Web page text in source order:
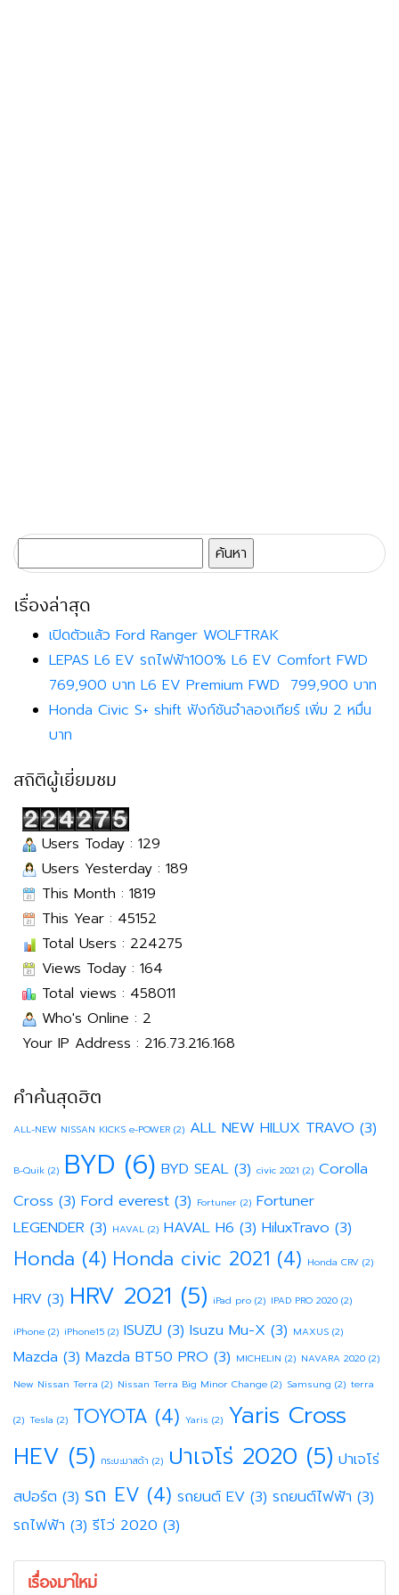
สำหรับ:
เรื่องล่าสุด
เปิดตัวแล้ว Ford Ranger WOLFTRAK
LEPAS L6 EV รถไฟฟ้า100% L6 EV Comfort FWD
769,900 บาท L6 EV Premium FWD 799,900 บาท
Honda Civic S+ shift ฟังก์ชันจำลองเกียร์ เพิ่ม 2 หมื่น
บาท
สถิติผู้เยี่ยมชม
Users Today : 129
Users Yesterday : 189
This Month : 1819
This Year : 45152
Total Users : 224275
Views Today : 164
Total views : 458011
Who's Online : 2
Your IP Address : 216.73.216.168
คำค้นสุดฮิต
ALL-NEW NISSAN KICKS e-POWER (2) ALL NEW HILUX TRAVO (3)
B-Quik (2) BYD (6) BYD SEAL (3) civic 2021 (2) Corolla
Cross (3) Ford everest (3) Fortuner (2) Fortuner
LEGENDER (3) HAVAL (2) HAVAL H6 (3) HiluxTravo (3)
Honda (4) Honda civic 2021 (4) Honda CRV (2)
HRV (3) HRV 2021 (5) iPad pro (2) IPAD PRO 2020 (2)
iPhone (2) iPhone15 (2) ISUZU (3) Isuzu Mu-X (3) MAXUS (2)
Mazda (3) Mazda BT50 PRO (3) MICHELIN (2) NAVARA 2020 (2)
New Nissan Terra (2) Nissan Terra Big Minor Change (2) Samsung (2) terra
(2) Tesla (2) TOYOTA (4) Yaris (2) Yaris Cross
HEV (5) กระบะมาสด้า (2) ปาเจโร่ 2020 (5) ปาเจโร่
สปอร์ต (3) รถ EV (4) รถยนต์ EV (3) รถยนต์ไฟฟ้า (3)
รถไฟฟ้า (3) รีโว่ 2020 (3)
เรื่องมาใหม่